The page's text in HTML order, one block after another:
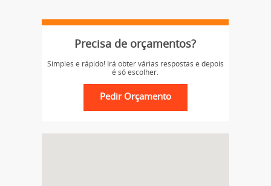
Precisa de orçamentos?
Simples e rápido! Irá obter várias respostas e depois
é só escolher.